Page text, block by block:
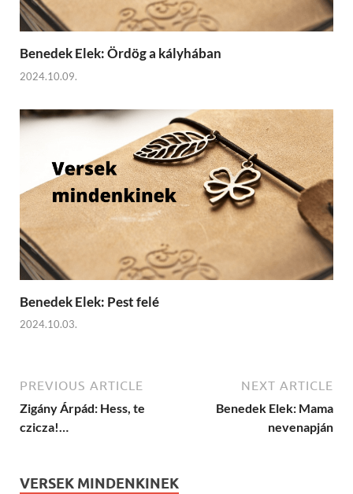
Benedek Elek: Ördög a kályhában
2024.10.09.
Benedek Elek: Pest felé
2024.10.03.
PREVIOUS ARTICLE
Zigány Árpád: Hess, te
czicza!…
NEXT ARTICLE
Benedek Elek: Mama
nevenapján
VERSEK MINDENKINEK